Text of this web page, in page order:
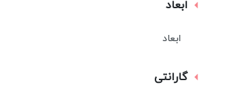
ابعاد
ابعاد
گارانتی